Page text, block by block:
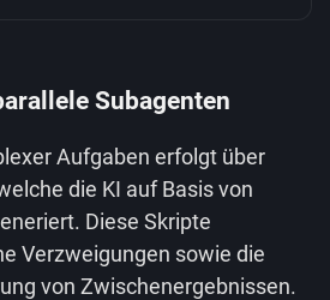
Subagenten
Aufgaben erfolgt über
die KI auf Basis von
Diese Skripte
Verzweigungen sowie die
von Zwischenergebnissen.